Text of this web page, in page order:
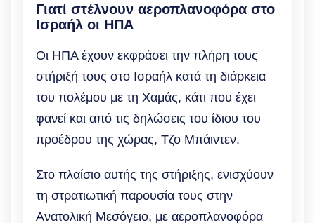
Γιατί στέλνουν αεροπλανοφόρα στο
Ισραήλ οι ΗΠΑ
Οι ΗΠΑ έχουν εκφράσει την πλήρη τους
στήριξή τους στο Ισραήλ κατά τη διάρκεια
του πολέμου με τη Χαμάς, κάτι που έχει
φανεί και από τις δηλώσεις του ίδιου του
προέδρου της χώρας, Τζο Μπάιντεν.
Στο πλαίσιο αυτής της στήριξης, ενισχύουν
τη στρατιωτική παρουσία τους στην
Ανατολική Μεσόγειο, με αεροπλανοφόρα